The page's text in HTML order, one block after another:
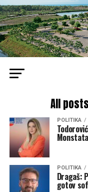
All
POLITIKA
Monstata
POLITIKA
Dragaš:
gotov